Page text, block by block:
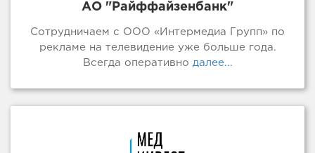
АО "Райффайзенбанк"
Сотрудничаем с ООО «Интермедиа Групп» по
рекламе на телевидение уже больше года.
Всегда оперативно далее...